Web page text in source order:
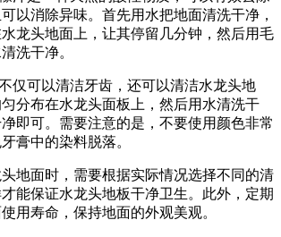
以消除异味。首先用水把地面清洗干净，
龙头地面上，让其停留几分钟，然后用毛
洗干净。
仅可以清洁牙齿，还可以清洁水龙头地
分布在水龙头面板上，然后用水清洗干
即可。需要注意的是，不要使用颜色非常
膏中的染料脱落。
地面时，需要根据实际情况选择不同的清
能保证水龙头地板干净卫生。此外，定期
用寿命，保持地面的外观美观。